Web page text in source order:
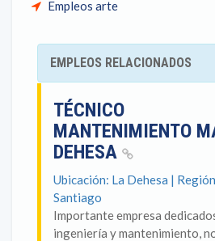
Empleos arte
EMPLEOS RELACIONADOS
TÉCNICO
MANTENIMIENTO
DEHESA
Ubicación: La Dehesa |
Santiago
Importante empresa
ingeniería y mantenimiento,